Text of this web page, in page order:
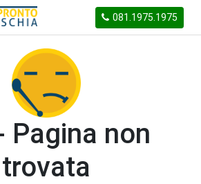
081.1975.1975
Pagina non
trovata